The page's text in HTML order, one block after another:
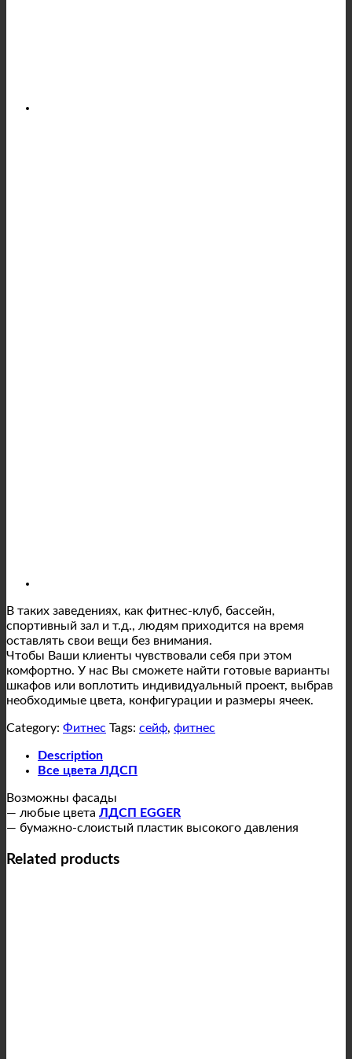
В таких заведениях, как фитнес-клуб, бассейн,
спортивный зал и т.д., людям приходится на время
оставлять свои вещи без внимания.
Чтобы Ваши клиенты чувствовали себя при этом
комфортно. У нас Вы сможете найти готовые варианты
шкафов или воплотить индивидуальный проект, выбрав
необходимые цвета, конфигурации и размеры ячеек.
Category: Фитнес Tags: сейф, фитнес
Description
Все цвета ЛДСП
Возможны фасады
— любые цвета ЛДСП EGGER
— бумажно-слоистый пластик высокого давления
Related products